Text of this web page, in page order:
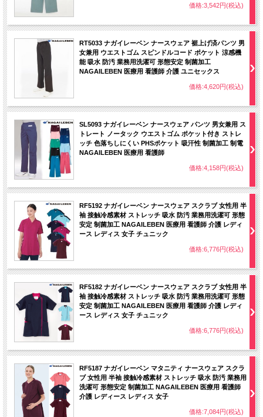
アイロン接着 裾上げテープ
ご家庭でパンツの裾上げを簡単にしていた
裾上げの動画もございます。
リンク→ https://www.youtube.com/watch?
v=kBMSf4GDToE
212円(税込)
価格:3,542円(税込)
RT5033 ナガイレーベン ナースウェア 裾上げ済パンツ 男
女兼用 ウエストゴム スピンドルコード ポケット 涼感機
能 吸水 防汚 業務用洗濯可 形態安定 制菌加工
NAGAILEBEN 医療用 看護師 介護 ユニセックス
価格:4,620円(税込)
SL5093 ナガイレーベン ナースウェア パンツ 男女兼用 ス
トレート ノータック ウエストゴム ポケット付き ストレ
ッチ 色落ちしにくい PHSポケット 吸汗性 制菌加工 制電
NAGAILEBEN 医療用 看護師
価格:4,158円(税込)
RF5192 ナガイレーベン ナースウェア スクラブ 女性用 半
袖 接触冷感素材 ストレッチ 吸水 防汚 業務用洗濯可 形態
安定 制菌加工 NAGAILEBEN 医療用 看護師 介護 レディ
ース レディス 女子 チュニック
価格:6,776円(税込)
RF5182 ナガイレーベン ナースウェア スクラブ 女性用 半
袖 接触冷感素材 ストレッチ 吸水 防汚 業務用洗濯可 形態
安定 制菌加工 NAGAILEBEN 医療用 看護師 介護 レディ
ース レディス 女子 チュニック
価格:6,776円(税込)
RF5187 ナガイレーベン マタニティ ナースウェア スクラ
ブ 女性用 半袖 接触冷感素材 ストレッチ 吸水 防汚 業務用
洗濯可 形態安定 制菌加工 NAGAILEBEN 医療用 看護師
介護 レディース レディス 女子
価格:7,084円(税込)